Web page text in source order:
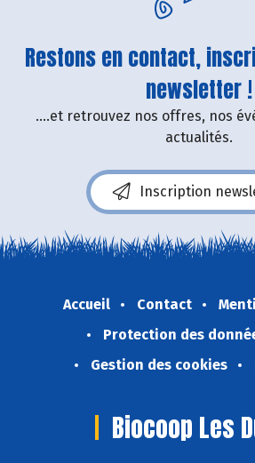
Restons en contact,
newsletter !
....et retrouvez nos offres, nos
actualités.
Inscription
Accueil Contact
Protection des
Gestion des cookies
Biocoop Les